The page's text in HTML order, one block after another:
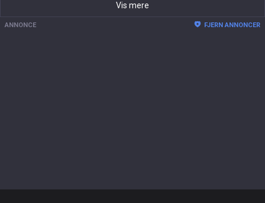
Vis mere
ANNONCE FJERN ANNONCER